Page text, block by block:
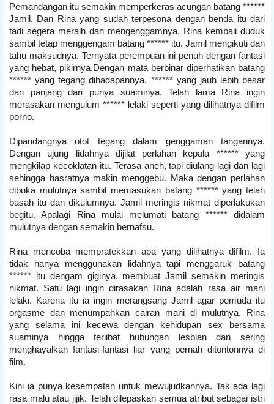
Pemandangan itu semakin memperkeras acungan batang ******
Jamil. Dan Rina yang sudah terpesona dengan benda itu dari
tadi segera meraih dan mengenggamnya. Rina kembali duduk
sambil tetap menggengam batang ****** itu. Jamil mengikuti dan
tahu maksudnya. Ternyata perempuan ini penuh dengan fantasi
yang hebat, pikirnya.Dengan mata berbinar diperhatikan batang
****** yang tegang dihadapannya. ****** yang jauh lebih besar
dan panjang dari punya suaminya. Telah lama Rina ingin
merasakan mengulum ****** lelaki seperti yang dilihatnya difilm
porno.
Dipandangnya otot tegang dalam genggaman tangannya.
Dengan ujung lidahnya dijilat perlahan kepala ****** yang
mengkilap kecoklatan itu. Terasa aneh, tapi diulang lagi dan lagi
sehingga hasratnya makin menggebu. Maka dengan perlahan
dibuka mulutnya sambil memasukan batang ****** yang telah
basah itu dan dikulumnya. Jamil meringis nikmat diperlakukan
begitu. Apalagi Rina mulai melumati batang ****** didalam
mulutnya dengan semakin bernafsu.
Rina mencoba mempratekkan apa yang dilihatnya difilm. Ia
tidak hanya menggunakan lidahnya tapi menggaruk batang
****** itu dengam giginya, membuat Jamil semakin meringis
nikmat. Satu lagi ingin dirasakan Rina adalah rasa air mani
lelaki. Karena itu ia ingin merangsang Jamil agar pemuda itu
orgasme dan menumpahkan cairan mani di mulutnya. Rina
yang selama ini kecewa dengan kehidupan sex bersama
suaminya hingga terlibat hubungan lesbian dan sering
menghayalkan fantasi-fantasi liar yang pernah ditontonnya di
film.
Kini ia punya kesempatan untuk mewujudkannya. Tak ada lagi
rasa malu atau jijik. Telah dilepaskan semua atribut sebagai istri